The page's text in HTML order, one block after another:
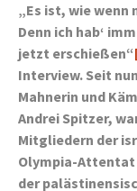
„Es ist, wie
Denn ich hab‘
jetzt erschießen“
Interview. Seit
Mahnerin und
Andrei Spitzer,
Mitgliedern der
Olympia-Attentat
der